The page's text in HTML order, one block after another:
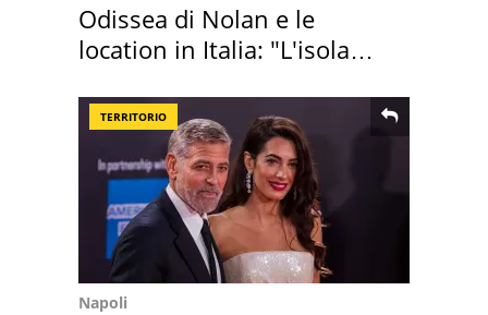
Odissea di Nolan e le
location in Italia: "L'isola
TERRITORIO
Napoli